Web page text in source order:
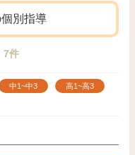
別指導
7件
中1~中3
高1~高3